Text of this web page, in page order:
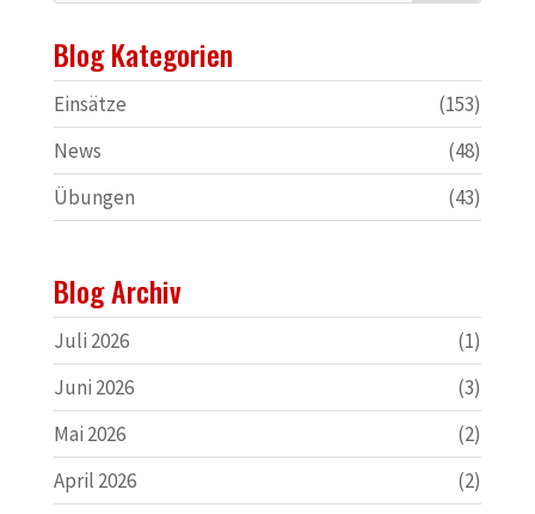
Blog Kategorien
Einsätze
(153)
News
(48)
Übungen
(43)
Blog Archiv
Juli 2026
(1)
Juni 2026
(3)
Mai 2026
(2)
April 2026
(2)